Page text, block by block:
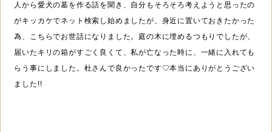
人から愛犬の墓を作る話を聞き、自分もそろそろ考えようと思ったの
がキッカケでネット検索し始めましたが、身近に置いておきたかった
為、こちらでお世話になりました。庭の木に埋めるつもりでしたが、
届いたキリの箱がすごく良くて、私が亡なった時に、一緒に入れても
らう事にしました。杜さんで良かったです♡本当にありがとうござい
ました!!